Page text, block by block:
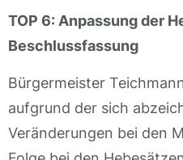
TOP 6:Anpassung der
Beschlussfassung
Bürgermeister
aufgrund der sich
Veränderungen bei den